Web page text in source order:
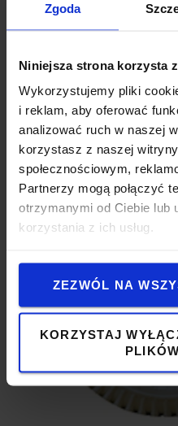
Zgoda
Niniejsza strona korzysta
Wykorzystujemy pliki
i reklam, aby oferować
analizować ruch w naszej
korzystasz z naszej
społecznościowym,
Partnerzy mogą połączyć
otrzymanymi od Ciebie lub
korzystania z ich usług.
ZEZWÓL NA
KORZYSTAJ
Ergonomiczna rączka
Zapewnia operatorowi
funkcjami. Przycisk wolnej
bezpieczeństwa w ciasnych
zatłoczonych miejscach).